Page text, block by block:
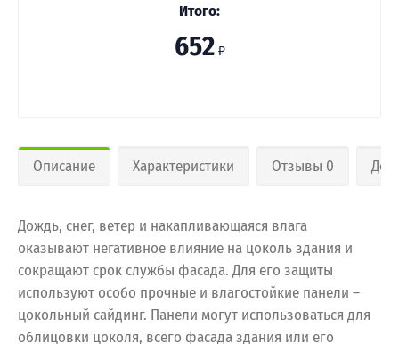
Итого:
652 ₽
Описание Характеристики Отзывы 0
Дождь, снег, ветер и накапливающаяся влага
оказывают негативное влияние на цоколь здания и
сокращают срок службы фасада. Для его защиты
используют особо прочные и влагостойкие панели –
цокольный сайдинг. Панели могут использоваться для
облицовки цоколя, всего фасада здания или его